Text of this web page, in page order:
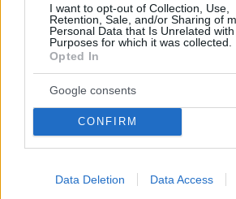
I want to opt-out of Collection, Use,
Retention, Sale, and/or Sharing of
Personal Data that Is Unrelated
Purposes for which it was collected.
Opted In
Google consents
CONFIRM
Data Deletion Data Access
της που φεύγει για σπουδές
19.08.2025, 20:26 2